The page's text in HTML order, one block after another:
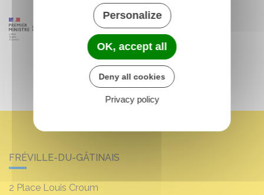
FRÉVILLE-DU-GÂTINAIS
2 Place Louis Croum
Personalize
OK, accept all
Deny all cookies
Privacy policy